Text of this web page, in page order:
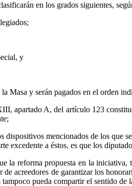
en los grados siguientes,
y
Masa y serán pagados en el orden
apartado A, del artículo 123
dispositivos mencionados de los que
excedente a éstos, es que los
la reforma propuesta en la
de acreedores de garantizar los
pueda compartir el sentido de